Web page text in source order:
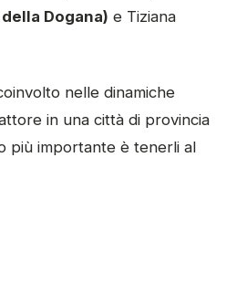
Dogana) e Tiziana
nelle dinamiche
in una città di provincia
più importante è tenerli al